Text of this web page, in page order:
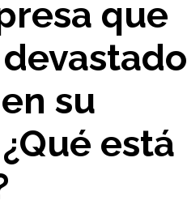
que
su
está